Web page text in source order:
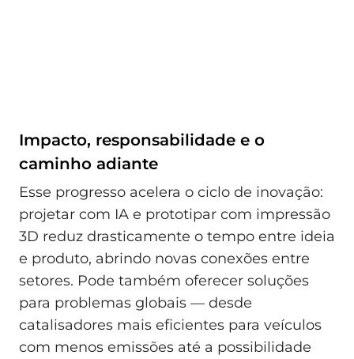
Impacto, responsabilidade e o
caminho adiante
Esse progresso acelera o ciclo de inovação:
projetar com IA e prototipar com impressão
3D reduz drasticamente o tempo entre ideia
e produto, abrindo novas conexões entre
setores. Pode também oferecer soluções
para problemas globais — desde
catalisadores mais eficientes para veículos
com menos emissões até a possibilidade